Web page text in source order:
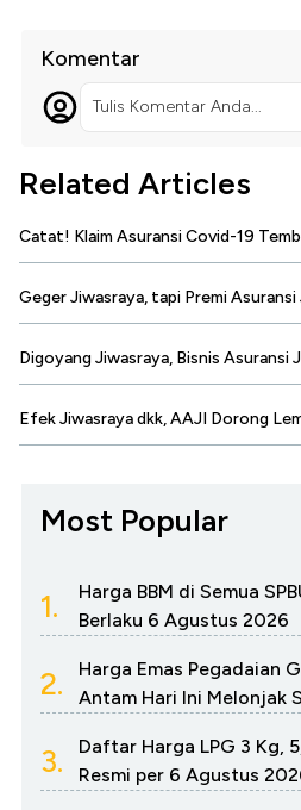
Komentar
Tulis Komentar Anda...
Related Articles
Catat! Klaim Asuransi Covid-19
Geger Jiwasraya, tapi Premi Asuransi
Digoyang Jiwasraya, Bisnis Asuransi
Efek Jiwasraya dkk, AAJI Dorong
Most Popular
1.
Harga BBM di Semua
Berlaku 6 Agustus 2026
2.
Harga Emas Pegadaian
Antam Hari Ini Melonjak
3.
Daftar Harga LPG 3 Kg,
Resmi per 6 Agustus